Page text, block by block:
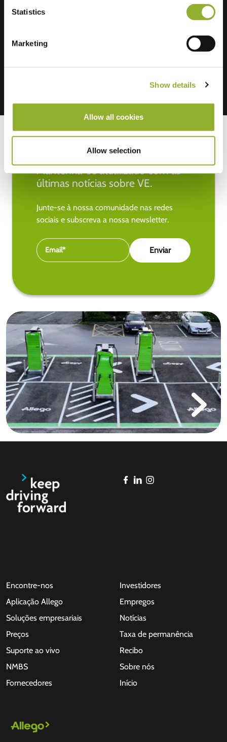
Statistics
Marketing
Show details
Allow all cookies
Allow selection
Mantenha-se atualizado com as
últimas notícias sobre VE.
Junte-se à nossa comunidade nas redes
sociais e subscreva a nossa newsletter.
Encontre-nos
Aplicação Allego
Soluções empresariais
Preços
Suporte ao vivo
NMBS
Fornecedores
Investidores
Empregos
Notícias
Taxa de permanência
Recibo
Sobre nós
Início